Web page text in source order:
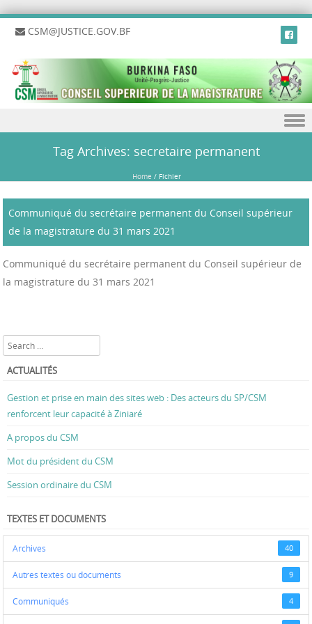
CSM@JUSTICE.GOV.BF
Tag Archives: secretaire permanent
Home / Fichier
Communiqué du secrétaire permanent du Conseil supérieur
de la magistrature du 31 mars 2021
Communiqué du secrétaire permanent du Conseil supérieur de
la magistrature du 31 mars 2021
Search
ACTUALITÉS
Gestion et prise en main des sites web : Des acteurs du SP/CSM
renforcent leur capacité à Ziniaré
A propos du CSM
Mot du président du CSM
Session ordinaire du CSM
TEXTES ET DOCUMENTS
Archives 40
Autres textes ou documents 9
Communiqués 4